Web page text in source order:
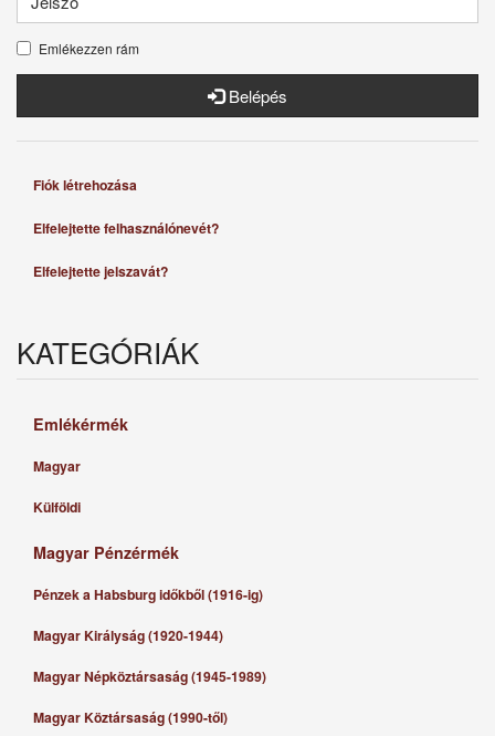
Emlékezzen rám
Belépés
Fiók létrehozása
Elfelejtette felhasználónevét?
Elfelejtette jelszavát?
KATEGÓRIÁK
Emlékérmék
Magyar
Külföldi
Magyar Pénzérmék
Pénzek a Habsburg időkből (1916-ig)
Magyar Királyság (1920-1944)
Magyar Népköztársaság (1945-1989)
Magyar Köztársaság (1990-től)